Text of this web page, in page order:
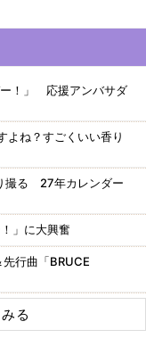
！」 応援アンバサダ
ね？すごくいい香り
撮る 27年カレンダー
」に大興奮
行曲「BRUCE
る